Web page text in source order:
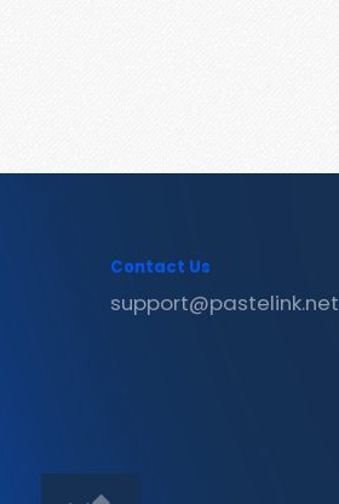
Contact Us
support@pastelink.net